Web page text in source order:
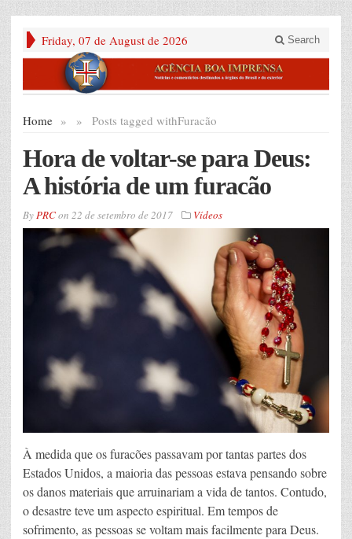
Friday, 07 de August de 2026 Search
Home » Posts tagged with
» Furacão
Hora de voltar-se para Deus:
A história de um furacão
ByPRCon 22 de setembro de 2017 Vídeos
À medida que os furacões passavam por tantas partes dos
Estados Unidos, a maioria das pessoas estava pensando sobre
os danos materiais que arruinariam a vida de tantos. Contudo,
o desastre teve um aspecto espiritual. Em tempos de
sofrimento, as pessoas se voltam mais facilmente para Deus.